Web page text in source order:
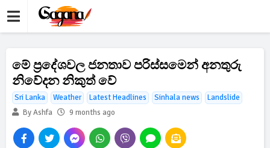
මේ ප්‍රදේශවල ජනතාව පරිස්සමෙන් අනතුරු
නිවේදන නිකුත් වේ
Sri Lanka Weather Latest Headlines Sinhala news
Landslide
By Ashfa
9 months ago